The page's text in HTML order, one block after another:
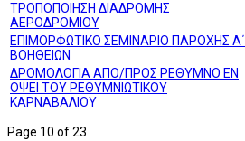
ΤΡΟΠΟΠΟΙΗΣΗ ΔΙΑΔΡΟΜΗΣ
ΑΕΡΟΔΡΟΜΙΟΥ
ΕΠΙΜΟΡΦΩΤΙΚΟ ΣΕΜΙΝΑΡΙΟ ΠΑΡΟΧΗΣ Α΄
ΒΟΗΘΕΙΩΝ
ΔΡΟΜΟΛΟΓΙΑ ΑΠΟ/ΠΡΟΣ ΡΕΘΥΜΝΟ ΕΝ
ΟΨΕΙ ΤΟΥ ΡΕΘΥΜΝΙΩΤΙΚΟΥ
ΚΑΡΝΑΒΑΛΙΟΥ
Page 10 of 23